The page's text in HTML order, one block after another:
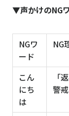
▼声かけのNG
NGワ
ード
NG
こん
にち
は
「
警